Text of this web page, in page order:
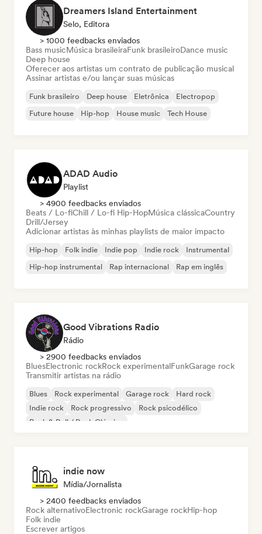
Dreamers Island Entertainment
Selo, Editora
> 1000 feedbacks enviados
Bass musicMúsica brasileiraFunk brasileiroDance music
Deep house
Oferecer aos artistas um contrato de publicação musical
Assinar artistas e/ou lançar suas músicas
Funk brasileiro Deep house Eletrônica
Electropop
Future house
Hip-hop House music Tech House
ADAD Audio
Playlist
> 4900 feedbacks enviados
Beats / Lo-fiChill / Lo-fi Hip-HopMúsica clássicaCountry
Drill/Jersey
Adicionar artistas às minhas playlists de maior impacto
Hip-hop Folk indie Indie pop Indie rock
Instrumental
Hip-hop instrumental
Rap internacional Rap em inglês
Good Vibrations Radio
Rádio
> 2900 feedbacks enviados
BluesElectronic rockRock experimentalFunkGarage rock
Transmitir artistas na rádio
Blues Rock experimental Garage rock
Hard rock
Indie rock
Rock progressivo
Rock psicodélico
Rock & Roll / Rock Clássico
indie now
Mídia/Jornalista
> 2400 feedbacks enviados
Rock alternativoElectronic rockGarage rockHip-hop
Folk indie
Escrever artigos